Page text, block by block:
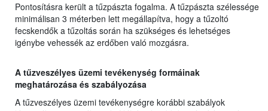
Pontosításra került a tűzpászta fogalma. A tűzpászta szélessége
minimálisan 3 méterben lett megállapítva, hogy a tűzoltó
fecskendők a tűzoltás során ha szükséges és lehetséges
igénybe vehessék az erdőben való mozgásra.
A tűzveszélyes üzemi tevékenység formáinak
meghatározása és szabályozása
A tűzveszélyes üzemi tevékenységre korábbi szabályok